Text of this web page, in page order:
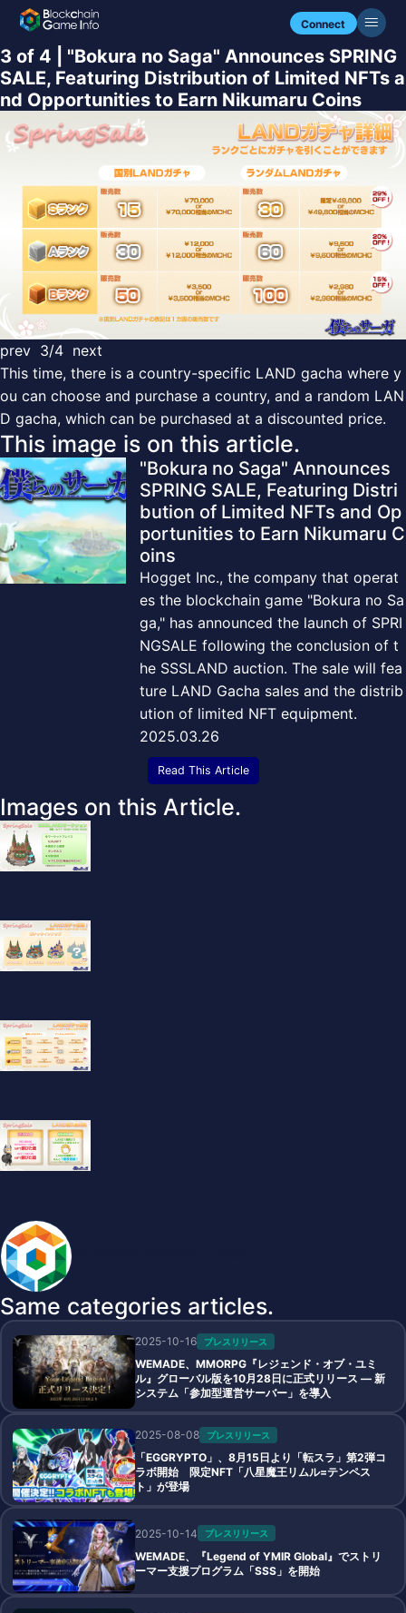
Connect
3 of 4 | "Bokura no Saga" Announces SPRING
SALE, Featuring Distribution of Limited NFTs a
nd Opportunities to Earn Nikumaru Coins
prev 3/4 next
This time, there is a country-specific LAND gacha where y
ou can choose and purchase a country, and a random LAN
D gacha, which can be purchased at a discounted price.
This image is on this article.
"Bokura no Saga" Announces
SPRING SALE, Featuring Distri
bution of Limited NFTs and Op
portunities to Earn Nikumaru C
oins
Hogget Inc., the company that operat
es the blockchain game "Bokura no Sa
ga," has announced the launch of SPRI
NGSALE following the conclusion of t
he SSSLAND auction. The sale will fea
ture LAND Gacha sales and the distrib
ution of limited NFT equipment.
2025.03.26
Read This Article
Images on this Article.
Same categories articles.
2025-10-16 プレスリリース
WEMADE、MMORPG『レジェンド・オブ・ユミ
ル』グローバル版を10月28日に正式リリース ― 新
システム「参加型運営サーバー」を導入
2025-08-08 プレスリリース
「EGGRYPTO」、8月15日より「転スラ」第2弾コ
ラボ開始 限定NFT「八星魔王リムル=テンペス
ト」が登場
2025-10-14 プレスリリース
WEMADE、『Legend of YMIR Global』でストリ
ーマー支援プログラム「SSS」を開始